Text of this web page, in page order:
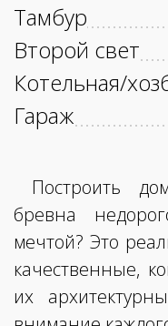
Тамбур
Второй свет
Котельная/
Гараж
Построить
бревна
мечтой? Это
качественные,
их